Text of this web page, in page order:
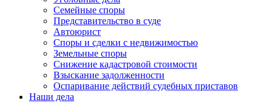
Семейные споры
Представительство в суде
Автоюрист
Споры и сделки с недвижимостью
Земельные споры
Снижение кадастровой стоимости
Взыскание задолженности
Оспаривание действий судебных приставов
Наши дела